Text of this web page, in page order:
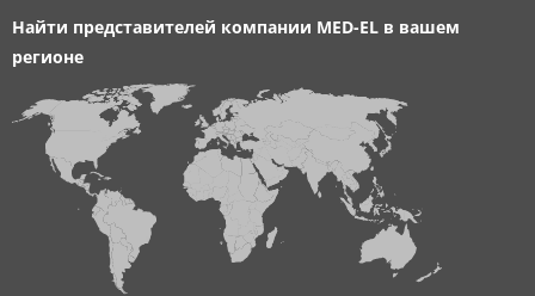
Найти представителей компании MED-EL в вашем
регионе